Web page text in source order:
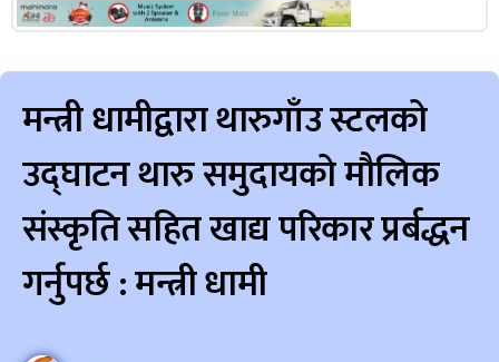
मन्त्री धामीद्वारा थारुगाँउ स्टलको
उद्घाटन थारु समुदायको मौलिक
संस्कृति सहित खाद्य परिकार प्रर्बद्धन
गर्नुपर्छ : मन्त्री धामी